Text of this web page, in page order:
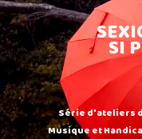
SI
Série d'ateliers
Musique et